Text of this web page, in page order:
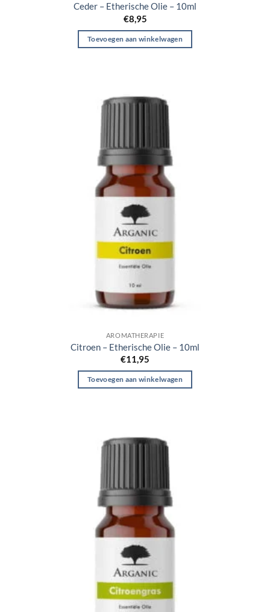
Ceder – Etherische Olie – 10ml
€8,95
Toevoegen aan winkelwagen
AROMATHERAPIE
Citroen – Etherische Olie – 10ml
€11,95
Toevoegen aan winkelwagen